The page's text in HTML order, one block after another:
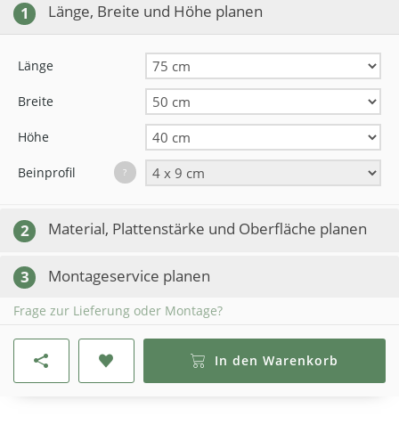
1 Länge, Breite und Höhe planen
Länge
Breite
Höhe
Beinprofil ?
2 Material, Plattenstärke und Oberfläche planen
3 Montageservice planen
Frage zur Lieferung oder Montage?
In den Warenkorb